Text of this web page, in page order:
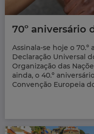
70º aniversário
Assinala-se hoje o
Declaração Universal
Organização das
ainda, o 40.º
Convenção Europeia